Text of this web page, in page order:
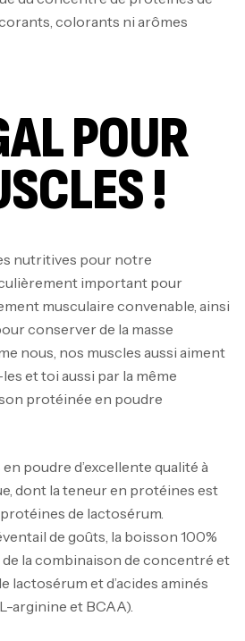
colorants ni arômes
POUR
!
nutritives pour notre
important pour
musculaire convenable, ainsi
conserver de la masse
nous, nos muscles aussi aiment
et toi aussi par la même
protéinée en poudre
poudre d’excellente qualité à
dont la teneur en protéines est
de lactosérum.
de goûts, la boisson 100%
la combinaison de concentré et
lactosérum et d’acides aminés
arginine et BCAA).